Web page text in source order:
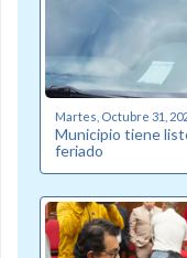
Martes, Octubre 31,
Municipio tiene
feriado